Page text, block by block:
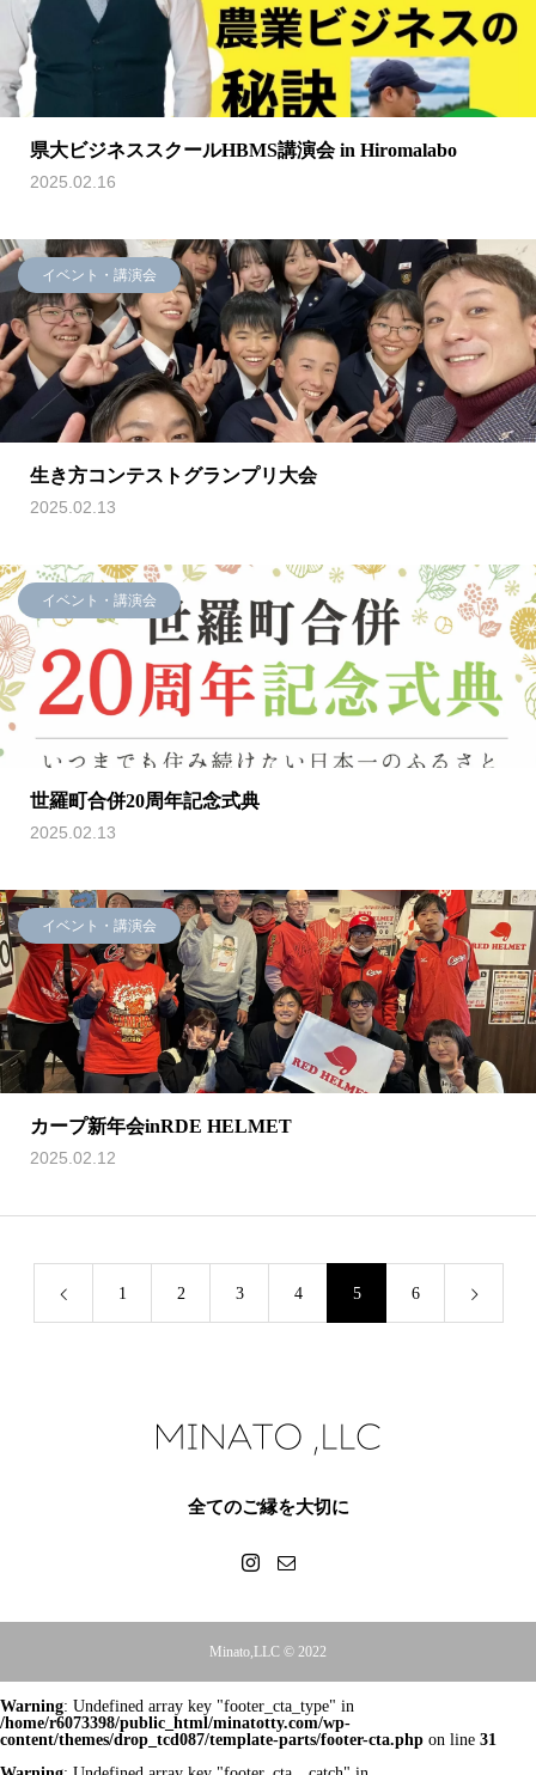
県大ビジネススクールHBMS講演会 in Hiromalabo
2025.02.16
イベント・講演会
生き方コンテストグランプリ大会
2025.02.13
イベント・講演会
世羅町合併20周年記念式典
2025.02.13
イベント・講演会
カープ新年会inRDE HELMET
2025.02.12
1 2 3 4 5 6
全てのご縁を大切に
Minato,LLC © 2022
Warning: Undefined array key "footer_cta_type" in
/home/r6073398/public_html/minatotty.com/wp-
content/themes/drop_tcd087/template-parts/footer-cta.php on line 31